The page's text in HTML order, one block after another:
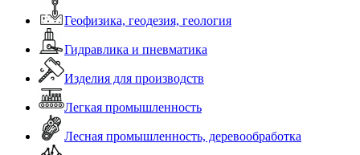
Геофизика, геодезия, геология
Гидравлика и пневматика
Изделия для производств
Легкая промышленность
Лесная промышленность, деревообработка